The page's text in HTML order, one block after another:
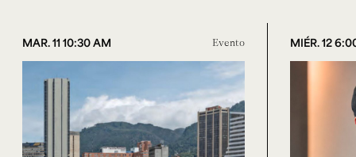
MAR. 11 10:30 AM Evento MIÉR. 12